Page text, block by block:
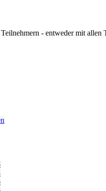
- entweder mit